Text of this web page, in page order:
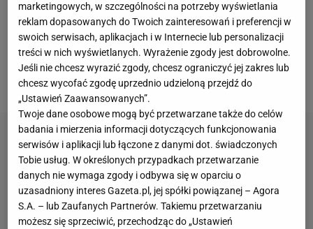
poprzedni sezon spędził na wypożyczeniu w FK
Jablonec. Łącznie wystąpił on w 34 meczach, w
których strzelił dziewięć goli i zanotował sześć
asyst.
marketingowych, w szczególności na potrzeby wyświetlania
reklam dopasowanych do Twoich zainteresowań i preferencji w
swoich serwisach, aplikacjach i w Internecie lub personalizacji
treści w nich wyświetlanych. Wyrażenie zgody jest dobrowolne.
Jeśli nie chcesz wyrazić zgody, chcesz ograniczyć jej zakres lub
chcesz wycofać zgodę uprzednio udzieloną przejdź do
„Ustawień Zaawansowanych”.
Twoje dane osobowe mogą być przetwarzane także do celów
badania i mierzenia informacji dotyczących funkcjonowania
serwisów i aplikacji lub łączone z danymi dot. świadczonych
Tobie usług. W określonych przypadkach przetwarzanie
danych nie wymaga zgody i odbywa się w oparciu o
uzasadniony interes Gazeta.pl, jej spółki powiązanej – Agora
S.A. – lub Zaufanych Partnerów. Takiemu przetwarzaniu
możesz się sprzeciwić, przechodząc do „Ustawień